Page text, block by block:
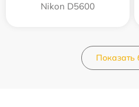
Nikon D5600
Показать